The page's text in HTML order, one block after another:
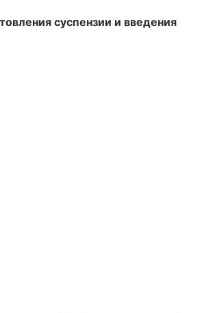
суспензии и введения